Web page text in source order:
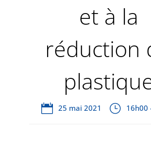
et à la
réduction
25 mai 2021 16h00